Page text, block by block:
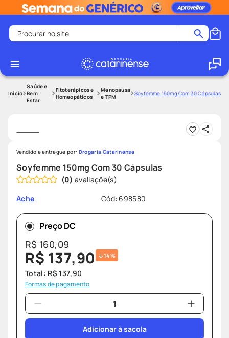
Procurar no site
1
medley
shampoo
5º
ozivy
6º
lenço umedecido
7º
protetor solar
8º
desodorante
9º
fralda pampers
10º
Saúde e
Bem
Estar
Fitoterápicos e
Homeopáticos
Menopausa
e TPM
Soyfemme 150mg Com 30 Cápsulas
Soyfemme 150mg Com 30 Cápsulas
(0)
Ache
Cód: 698580
Vendido e entregue por: Drogaria Catarinense
Preço DC
R$160,09
R$ 137,90 14%
Total: R$ 137,90
Formas de pagamento
Adicionar à sacola